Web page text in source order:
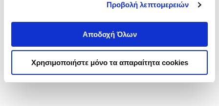
Προβολή λεπτομερειών
Αποδοχή Όλων
Χρησιμοποιήστε μόνο τα απαραίτητα cookies